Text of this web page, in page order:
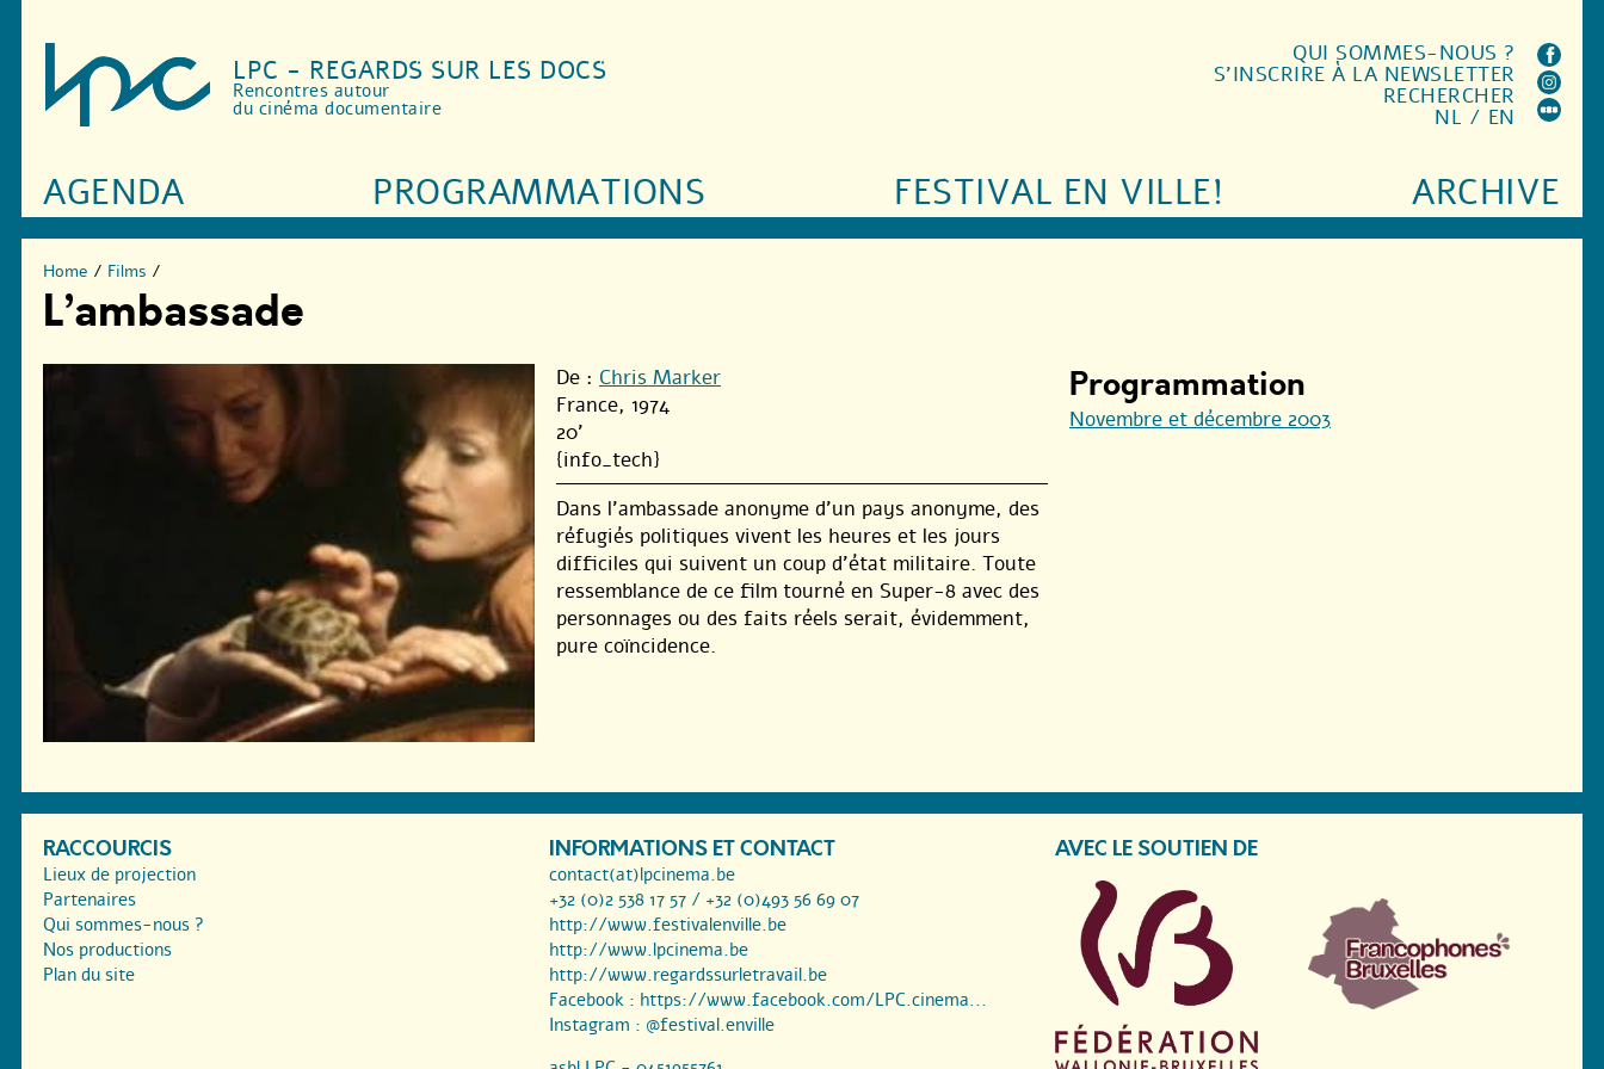
LPC - REGARDS SUR LES DOCS
Rencontres autour
du cinéma documentaire
AGENDA PROGRAMMATIONS FESTIVAL EN VILLE! ARCHIVE
QUI SOMMES-NOUS ?
S'INSCRIRE À LA NEWSLETTER
RECHERCHER
NL / EN
Home / Films /
L’ambassade
De : Chris Marker
France, 1974
20'
{info_tech}
Dans l’ambassade anonyme d’un pays anonyme, des
réfugiés politiques vivent les heures et les jours
difficiles qui suivent un coup d’état militaire. Toute
ressemblance de ce film tourné en Super-8 avec des
personnages ou des faits réels serait, évidemment,
pure coïncidence.
Programmation
Novembre et décembre 2003
RACCOURCIS
Lieux de projection
Partenaires
Qui sommes-nous ?
Nos productions
Plan du site
INFORMATIONS ET CONTACT
contact(at)lpcinema.be
+32 (0)2 538 17 57 / +32 (0)493 56 69 07
http://www.festivalenville.be
http://www.lpcinema.be
http://www.regardssurletravail.be
Facebook : https://www.facebook.com/LPC.cinema...
Instagram : @festival.enville
AVEC LE SOUTIEN DE